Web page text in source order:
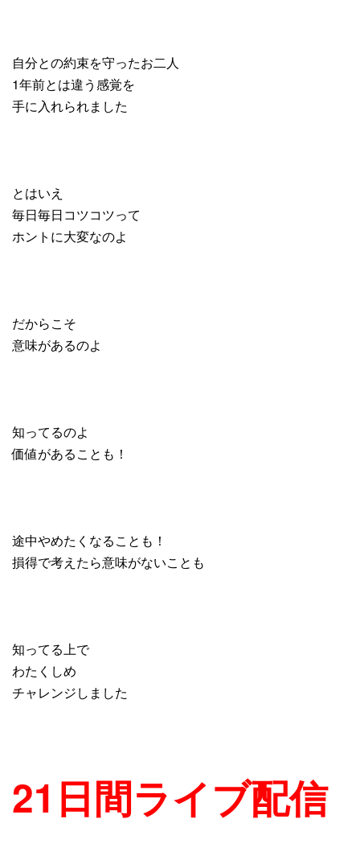
自分との約束を守ったお二人
1年前とは違う感覚を
手に入れられました
とはいえ
毎日毎日コツコツって
ホントに大変なのよ
だからこそ
意味があるのよ
知ってるのよ
価値があることも！
途中やめたくなることも！
損得で考えたら意味がないことも
知ってる上で
わたくしめ
チャレンジしました
21日間ライブ配信